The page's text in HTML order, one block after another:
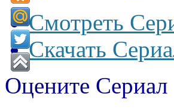
Смотреть
Скачать
Оцените Сериал